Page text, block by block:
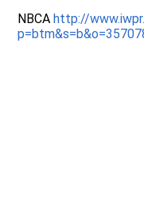
NBCA http://